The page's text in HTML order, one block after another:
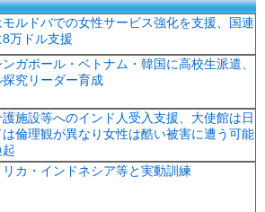
ルドバでの女性サービス強化を支援、国連
8万ドル支援
ガポール・ベトナム・韓国に高校生派遣、
究リーダー育成
施設等へのインド人受入支援、大使館は日
倫理観が異なり女性は酷い被害に遭う可能
カ・インドネシア等と実動訓練